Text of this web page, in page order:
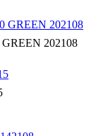
202108